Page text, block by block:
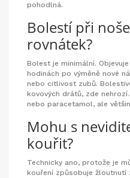
pohodlná.
Bolestí při
rovnátek?
Bolest je minimální.
hodinách po výměně nové
nebo citlivost zubů.
kovových drátů, zde
nebo paracetamol, ale
Mohu s
kouřit?
Technicky ano, protože je
kouření způsobuje žloutnutí